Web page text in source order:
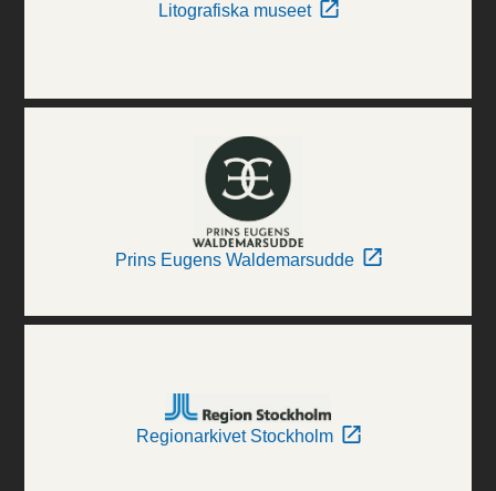
Litografiska museet
Prins Eugens Waldemarsudde
Regionarkivet Stockholm